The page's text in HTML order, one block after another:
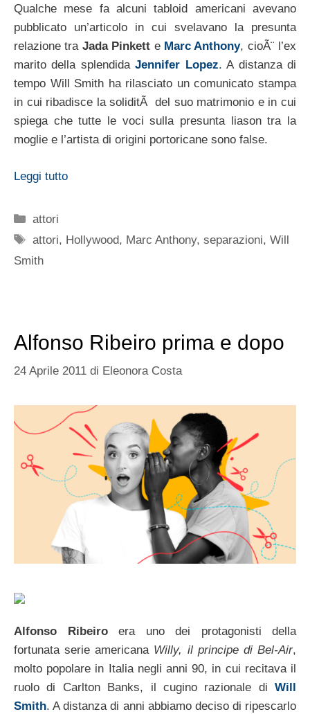
Qualche mese fa alcuni tabloid americani avevano
pubblicato un’articolo in cui svelavano la presunta
relazione tra Jada Pinkett e Marc Anthony, cioÃ¨ l’ex
marito della splendidaJennifer Lopez. A distanza di
tempo Will Smith ha rilasciato un comunicato stampa
in cui ribadisce la soliditÃ del suo matrimonio e in cui
spiega che tutte le voci sulla presunta liason tra la
moglie e l’artista di origini portoricane sono false.
Leggi tutto
Categorie
attori
Tag
attori, Hollywood, Marc Anthony,separazioni,Will
Smith
Alfonso Ribeiro prima e dopo
24 Aprile 2011 di Eleonora Costa
Alfonso Ribeiroera uno dei protagonisti della
fortunata serie americana Willy, il principe di Bel-Air,
molto popolare in Italia negli anni 90, in cui recitava il
ruolo di Carlton Banks, il cugino razionale di Will
Smith. A distanza di anni abbiamo deciso di ripescarlo